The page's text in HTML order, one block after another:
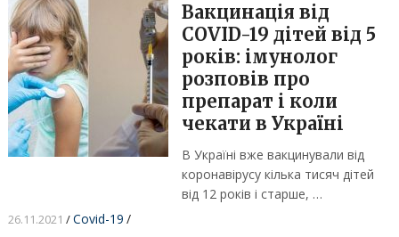
Вакцинація від
COVID-19 дітей від 5
років: імунолог
розповів про
препарат і коли
чекати в Україні
В Україні вже вакцинували від
коронавірусу кілька тисяч дітей
від 12 років і старше, …
26.11.2021 /Covid-19 /